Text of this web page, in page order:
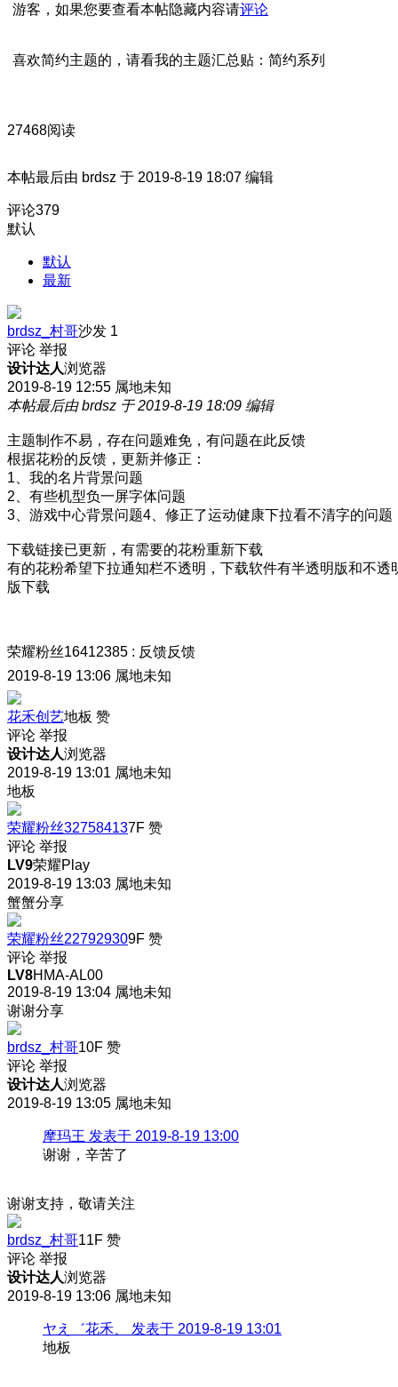
游客，如果您要查看本帖隐藏内容请评论
喜欢简约主题的，请看我的主题汇总贴：简约系列
27468阅读
本帖最后由 brdsz 于 2019-8-19 18:07 编辑
评论379
默认
默认
最新
brdsz_村哥沙发 1
评论 举报
设计达人浏览器
2019-8-19 12:55 属地未知
本帖最后由 brdsz 于 2019-8-19 18:09 编辑
主题制作不易，存在问题难免，有问题在此反馈
根据花粉的反馈，更新并修正：
1、我的名片背景问题
2、有些机型负一屏字体问题
3、游戏中心背景问题4、修正了运动健康下拉看不清字的问题
下载链接已更新，有需要的花粉重新下载
有的花粉希望下拉通知栏不透明，下载软件有半透明版和不透
版下载
荣耀粉丝16412385 : 反馈反馈
2019-8-19 13:06 属地未知
花禾创艺地板 赞
评论 举报
设计达人浏览器
2019-8-19 13:01 属地未知
地板
荣耀粉丝327584137F 赞
评论 举报
LV9荣耀Play
2019-8-19 13:03 属地未知
蟹蟹分享
荣耀粉丝227929309F 赞
评论 举报
LV8HMA-AL00
2019-8-19 13:04 属地未知
谢谢分享
brdsz_村哥10F 赞
评论 举报
设计达人浏览器
2019-8-19 13:05 属地未知
摩玛王 发表于 2019-8-19 13:00
谢谢，辛苦了
谢谢支持，敬请关注
brdsz_村哥11F 赞
评论 举报
设计达人浏览器
2019-8-19 13:06 属地未知
ヤえ゛花禾、 发表于 2019-8-19 13:01
地板